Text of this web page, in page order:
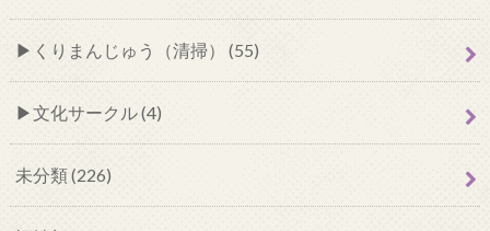
くりまんじゅう（清掃） (55)
文化サークル (4)
未分類 (226)